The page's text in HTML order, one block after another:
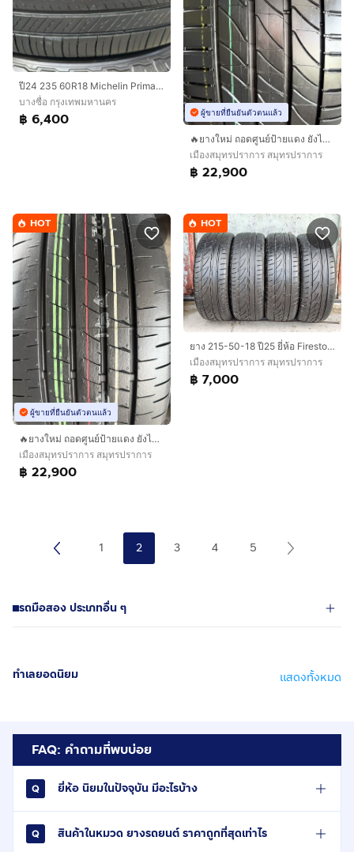
ปี24 235​ 60R18​ Michelin Primacy​ Plusดอกเต็ม​ ขนเชื่อมครบ​ ตุ่มมุมยางอยู่​ นุ่มเงียบสุดๆ​ ลงพื้นปลายปี​24 ชุด​4เส้น 6,400​
บางซื่อ กรุงเทพมหานคร
฿ 6,400 ผู้ขายที่ยืนยันตัวตนแล้ว
🔥ยางใหม่ ถอดศูนย์ป้ายแดง ยังไม่เคยใช้งาน🔥
เมืองสมุทรปราการ สมุทรปราการ
฿ 22,900
HOT
ผู้ขายที่ยืนยันตัวตนแล้ว
🔥ยางใหม่ ถอดศูนย์ป้ายแดง ยังไม่เคยใช้งาน🔥
เมืองสมุทรปราการ สมุทรปราการ
฿ 22,900
HOT
ยาง 215-50-18 ปี25 ยี่ห้อ Firestone
เมืองสมุทรปราการ สมุทรปราการ
฿ 7,000
1 2 3 4 5
รถมือสอง ประเภทอื่น ๆ
ทำเลยอดนิยม แสดงทั้งหมด
FAQ: คำถามที่พบบ่อย
ยี่ห้อ นิยมในปัจจุบัน มีอะไรบ้าง
สินค้าในหมวด ยางรถยนต์ ราคาถูกที่สุดเท่าไร